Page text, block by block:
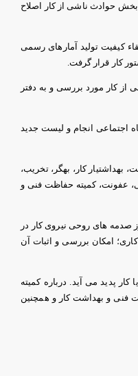
مطمئن برای ارتقای کیفیت تولید آمارهای رسمی کشور، ۲۷ واژه تخصصی در بخش حوادث ناشی از کار اصلاح
كیفیت تولید آمارهای رسمی
كار قرار گرفت.
از كار مورد بررسی و به دفتر
اجتماعی انجام و لیست جدید
كار، بهگر، تخریب،
عفونت، كمیته حفاظت فنی و
صدمه های روحی نیروی کار در
امکان بررسی و اثبات آن
پدید می آید. درباره كمیته
فنی و بهداشت كار و همچنین